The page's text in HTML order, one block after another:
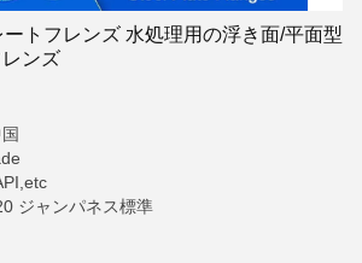
トフレンズ 水処理用の浮き面/平面型
ンズ
ジャンパネス標準